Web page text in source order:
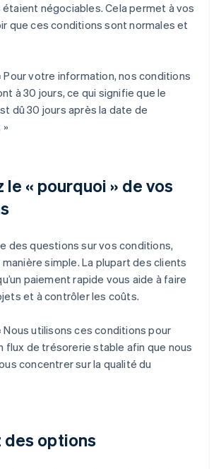
négociables. Cela permet à vos
que ces conditions sont normales et
Pour votre information, nos conditions
à 30 jours, ce qui signifie que le
dû 30 jours après la date de
le « pourquoi » de vos
des questions sur vos conditions,
simple. La plupart des clients
paiement rapide vous aide à faire
et à contrôler les coûts.
Nous utilisons ces conditions pour
flux de trésorerie stable afin que nous
concentrer sur la qualité du
des options